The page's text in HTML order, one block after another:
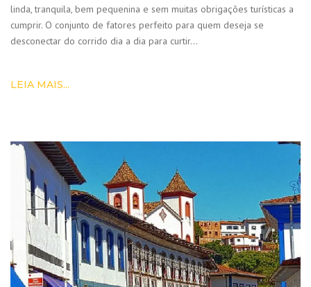
linda, tranquila, bem pequenina e sem muitas obrigações turísticas a
cumprir. O conjunto de fatores perfeito para quem deseja se
desconectar do corrido dia a dia para curtir…
LEIA MAIS...